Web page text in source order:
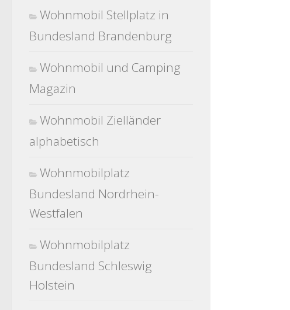
Wohnmobil Stellplatz in
Bundesland Brandenburg
Wohnmobil und Camping
Magazin
Wohnmobil Zielländer
alphabetisch
Wohnmobilplatz
Bundesland Nordrhein-
Westfalen
Wohnmobilplatz
Bundesland Schleswig
Holstein